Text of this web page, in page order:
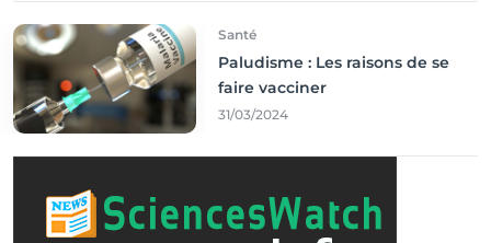
Santé
Paludisme : Les raisons de se
faire vacciner
31/03/2024